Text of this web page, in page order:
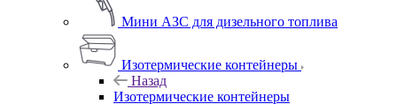
Мини АЗС для дизельного топлива
Изотермические контейнеры
Назад
Изотермические контейнеры